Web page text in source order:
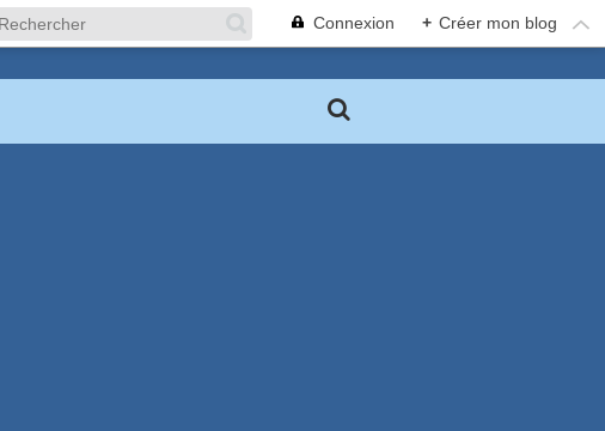
Connexion + Créer mon blog